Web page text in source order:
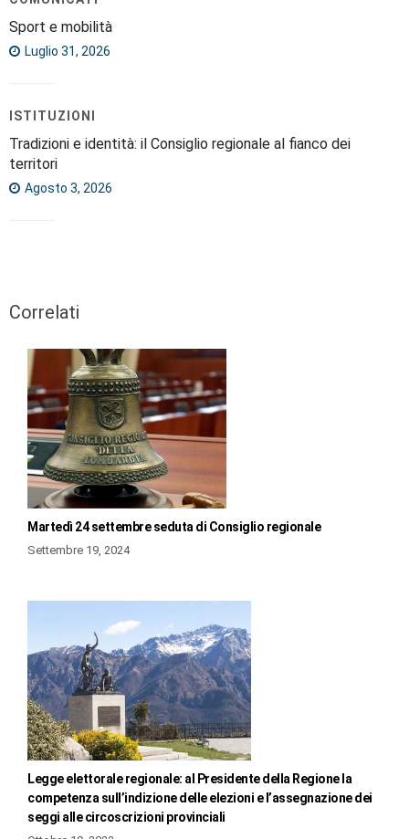
Sport e mobilità
Luglio 31, 2026
ISTITUZIONI
Tradizioni e identità: il Consiglio regionale al fianco dei
territori
Agosto 3, 2026
Correlati
Martedì 24 settembre seduta di Consiglio regionale
Settembre 19, 2024
Legge elettorale regionale: al Presidente della Regione la
competenza sull’indizione delle elezioni e l’assegnazione dei
seggi alle circoscrizioni provinciali